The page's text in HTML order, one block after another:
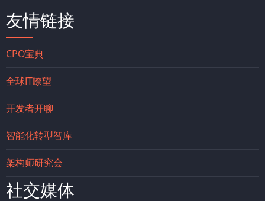
友情链接
CPO宝典
全球IT瞭望
开发者开聊
智能化转型智库
架构师研究会
社交媒体